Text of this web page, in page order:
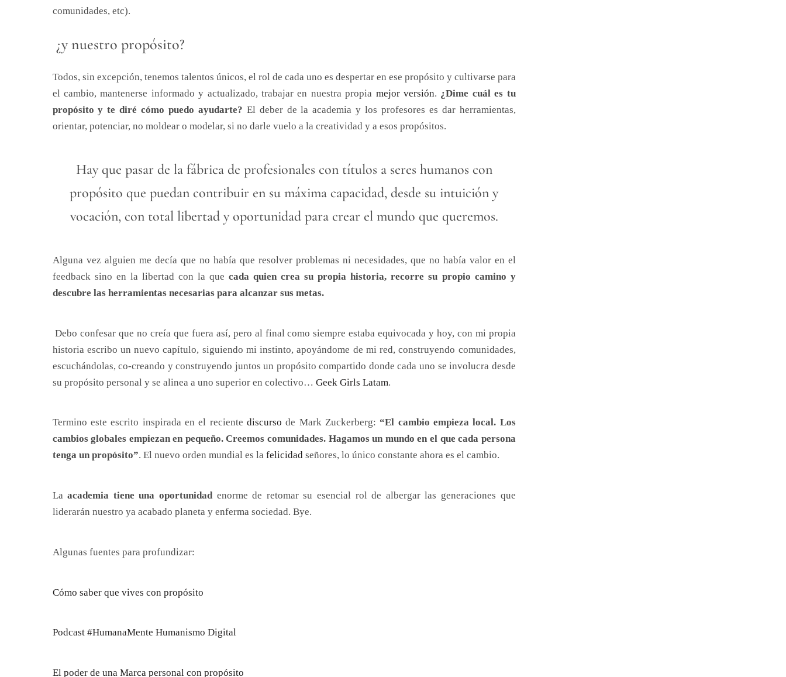
comunidades, etc).
¿y nuestro propósito?
Todos, sin excepción, tenemos talentos únicos, el rol de cada uno es despertar en ese propósito y cultivarse para
el cambio, mantenerse informado y actualizado, trabajar en nuestra propia mejor versión. ¿Dime cuál es tu
propósito y te diré cómo puedo ayudarte? El deber de la academia y los profesores es dar herramientas,
orientar, potenciar, no moldear o modelar, si no darle vuelo a la creatividad y a esos propósitos.
Hay que pasar de la fábrica de profesionales con títulos a seres humanos con
propósito que puedan contribuir en su máxima capacidad, desde su intuición y
vocación, con total libertad y oportunidad para crear el mundo que queremos.
Alguna vez alguien me decía que no había que resolver problemas ni necesidades, que no había valor en el
feedback sino en la libertad con la quecada quien crea su propia historia, recorre su propio camino y
descubre las herramientas necesarias para alcanzar sus metas.
Debo confesar que no creía que fuera así, pero al final como siempre estaba equivocada y hoy, con mi propia
historia escribo un nuevo capítulo, siguiendo mi instinto, apoyándome de mi red, construyendo comunidades,
escuchándolas, co-creando y construyendo juntos un propósito compartido donde cada uno se involucra desde
su propósito personal y se alinea a uno superior en colectivo… Geek Girls Latam.
Termino este escrito inspirada en el reciente discurso de Mark Zuckerberg: “El cambio empieza local. Los
cambios globales empiezan en pequeño. Creemos comunidades. Hagamos un mundo en el que cada persona
tenga un propósito”. El nuevo orden mundial es la felicidadseñores, lo único constante ahora es el cambio.
Laacademia tiene una oportunidadenorme de retomar su esencial rol de albergar las generaciones que
liderarán nuestro ya acabado planeta y enferma sociedad. Bye.
Algunas fuentes para profundizar:
Cómo saber que vives con propósito
Podcast #HumanaMente Humanismo Digital
El poder de una Marca personal con propósito